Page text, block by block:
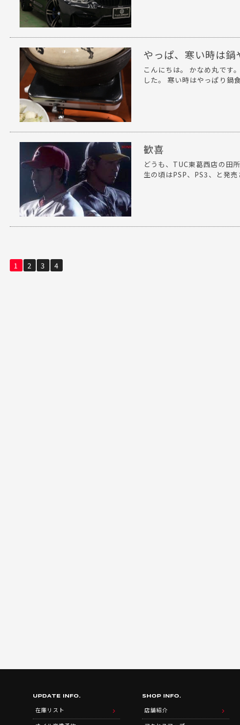
やっぱ、寒い時は鍋
こんにちは。 かなめ丸です
した。 寒い時はやっぱり鍋
歓喜
どうも、TUC東葛西店の田
生の頃はPSP、PS3、と発
1 2 3 4
UPDATE INFO.
在庫リスト
SHOP INFO.
店舗紹介